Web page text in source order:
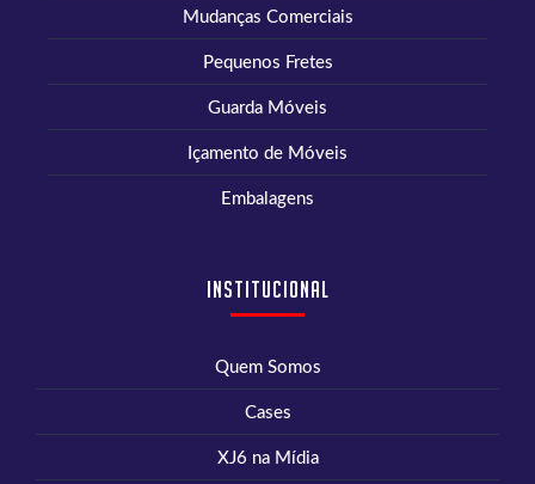
Mudanças Comerciais
Pequenos Fretes
Guarda Móveis
Içamento de Móveis
Embalagens
Institucional
Quem Somos
Cases
XJ6 na Mídia